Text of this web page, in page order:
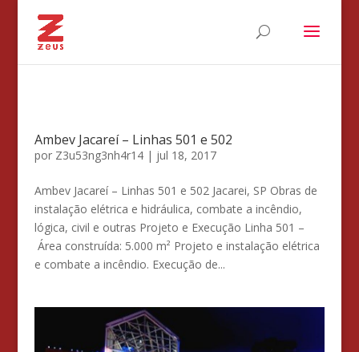
Ambev Jacareí – Linhas 501 e 502
por Z3u53ng3nh4r14| jul 18, 2017
Ambev Jacareí – Linhas 501 e 502 Jacarei, SP Obras de
instalação elétrica e hidráulica, combate a incêndio,
lógica, civil e outras Projeto e Execução Linha 501 –
Área construída: 5.000 m² Projeto e instalação elétrica
e combate a incêndio. Execução de...